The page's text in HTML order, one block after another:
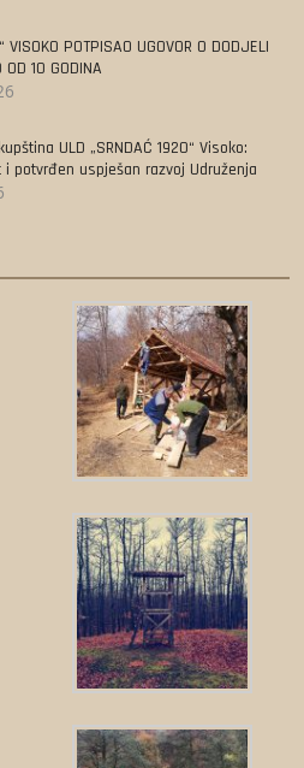
VISOKO POTPISAO UGOVOR O DODJELI
OD 10 GODINA
ULD „SRNDAĆ 1920“ Visoko:
potvrđen uspješan razvoj Udruženja